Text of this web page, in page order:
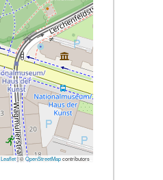
Leaflet|©OpenStreetMapcontributors